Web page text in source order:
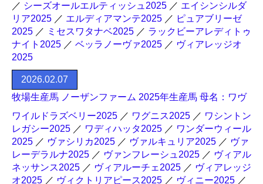
／ シーズオールエルティッシュ2025 ／ エイシンシルダ
リア2025 ／ エルディアマンテ2025 ／ ピュアブリーゼ
2025 ／ ミセスワタナベ2025 ／ ラックビーアレディトゥ
ナイト2025 ／ ベッラノーヴァ2025 ／ ヴィアレッジオ
2025
2026.02.07
牧場生産馬 ノーザンファーム 2025年生産馬 母名：ワヴ
ワイルドラズベリー2025 ／ ワグニス2025 ／ ワシントン
レガシー2025 ／ ワディハッタ2025 ／ ワンダーウィール
2025 ／ ヴァシリカ2025 ／ ヴァルキュリア2025 ／ ヴァ
レーデラルナ2025 ／ ヴァンフレーシュ2025 ／ ヴィアル
ネッサンス2025 ／ ヴィアルーチェ2025 ／ ヴィアレッジ
オ2025 ／ ヴィクトリアピース2025 ／ ヴィニー2025 ／